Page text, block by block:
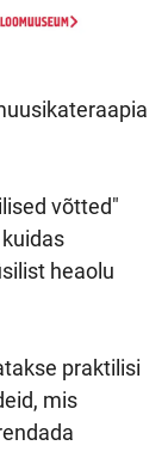
võtted"
heaolu
praktilisi
mis